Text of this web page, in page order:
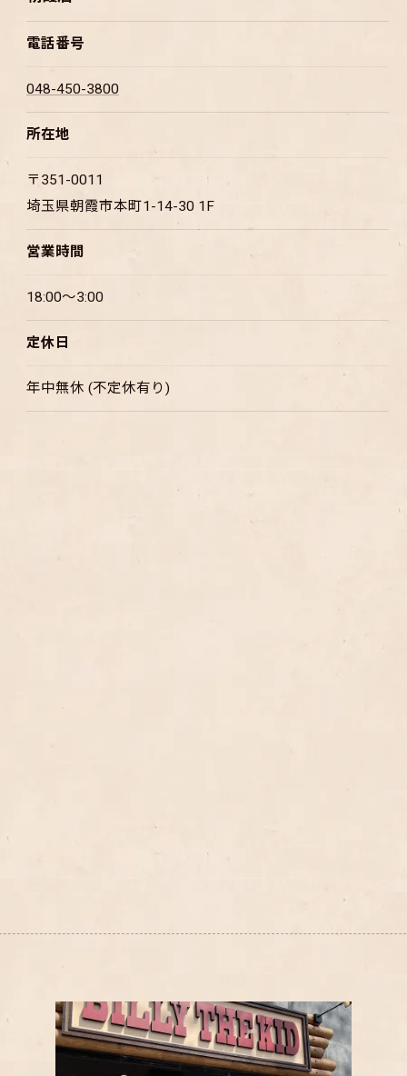
電話番号
048-450-3800
所在地
〒351-0011
埼玉県朝霞市本町1-14-30 1F
営業時間
18:00～3:00
定休日
年中無休 (不定休有り)